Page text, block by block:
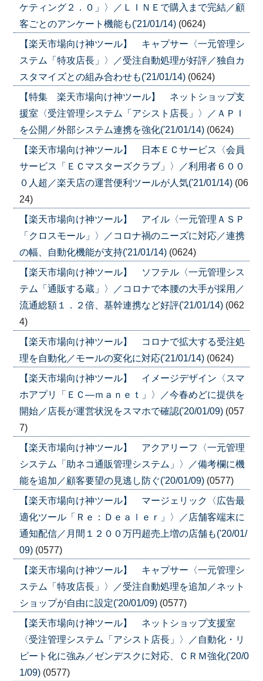
ケティング２．０」〉／ＬＩＮＥで購入まで完結／顧
客ごとのアンケート機能も('21/01/14) (0624)
【楽天市場向け神ツール】 キャプサー〈一元管理シ
ステム「特攻店長」〉／受注自動処理が好評／独自カ
スタマイズとの組み合わせも('21/01/14) (0624)
【特集 楽天市場向け神ツール】 ネットショップ支
援室〈受注管理システム「アシスト店長」〉／ＡＰＩ
を公開／外部システム連携を強化('21/01/14) (0624)
【楽天市場向け神ツール】 日本ＥＣサービス〈会員
サービス「ＥＣマスターズクラブ」〉／利用者６００
０人超／楽天店の運営便利ツールが人気('21/01/14) (06
24)
【楽天市場向け神ツール】 アイル〈一元管理ＡＳＰ
「クロスモール」〉／コロナ禍のニーズに対応／連携
の幅、自動化機能が支持('21/01/14) (0624)
【楽天市場向け神ツール】 ソフテル〈一元管理シス
テム「通販する蔵」〉／コロナで本腰の大手が採用／
流通総額１．２倍、基幹連携など好評('21/01/14) (062
4)
【楽天市場向け神ツール】 コロナで拡大する受注処
理を自動化／モールの変化に対応('21/01/14) (0624)
【楽天市場向け神ツール】 イメージデザイン〈スマ
ホアプリ「ＥＣ―ｍａｎｅｔ」〉／今春めどに提供を
開始／店長が運営状況をスマホで確認('20/01/09) (057
7)
【楽天市場向け神ツール】 アクアリーフ〈一元管理
システム「助ネコ通販管理システム」〉／備考欄に機
能を追加／顧客要望の見逃し防ぐ('20/01/09) (0577)
【楽天市場向け神ツール】 マージェリック〈広告最
適化ツール「Ｒｅ：Ｄｅａｌｅｒ」〉／店舗客端末に
通知配信／月間１２００万円超売上増の店舗も('20/01/
09) (0577)
【楽天市場向け神ツール】 キャプサー〈一元管理シ
ステム「特攻店長」〉／受注自動処理を追加／ネット
ショップが自由に設定('20/01/09) (0577)
【楽天市場向け神ツール】 ネットショップ支援室
〈受注管理システム「アシスト店長」〉／自動化・リ
ピート化に強み／ゼンデスクに対応、ＣＲＭ強化('20/0
1/09) (0577)